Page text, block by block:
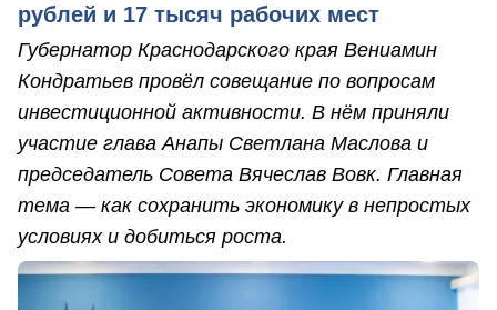
рублей и 17 тысяч рабочих мест
Губернатор Краснодарского края Вениамин
Кондратьев провёл совещание по вопросам
инвестиционной активности. В нём приняли
участие глава Анапы Светлана Маслова и
председатель Совета Вячеслав Вовк. Главная
тема — как сохранить экономику в непростых
условиях и добиться роста.